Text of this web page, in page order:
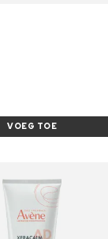
VOEG TOE